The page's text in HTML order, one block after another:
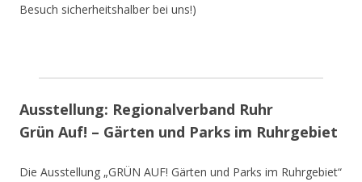
Besuch sicherheitshalber bei uns!)
Ausstellung: Regionalverband Ruhr
Grün Auf! – Gärten und Parks im Ruhrgebiet
Die Ausstellung „GRÜN AUF! Gärten und Parks im Ruhrgebiet“